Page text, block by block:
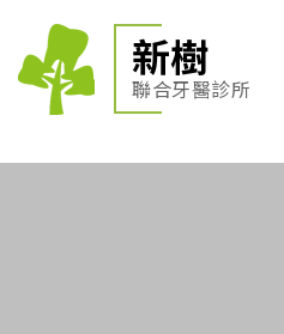
新樹
聯合牙醫診所